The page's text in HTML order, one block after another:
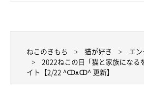
ねこのきもちWEB MAGAZINEで、昨年1年
んなことに興味があったのか、お悩みがあ
※2021年1月～2021年12月にねこのきもち
ねこのきもち 猫が好き エ
2022ねこの日「猫と家族になる
イト【2/22 ^ↀᴥↀ^ 更新】